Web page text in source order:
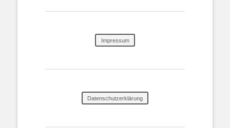
Impressum
Datenschutzerklärung